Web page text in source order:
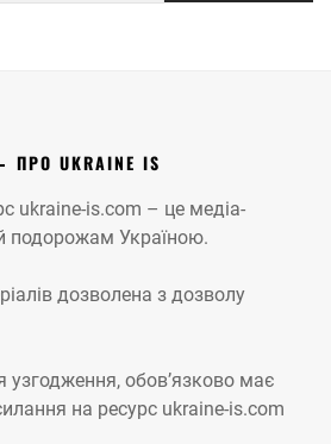
ПРО UKRAINE IS
ukraine-is.com – це медіа-
подорожам Україною.
дозволена з дозволу
узгодження, обов’язково має
на ресурс ukraine-is.com